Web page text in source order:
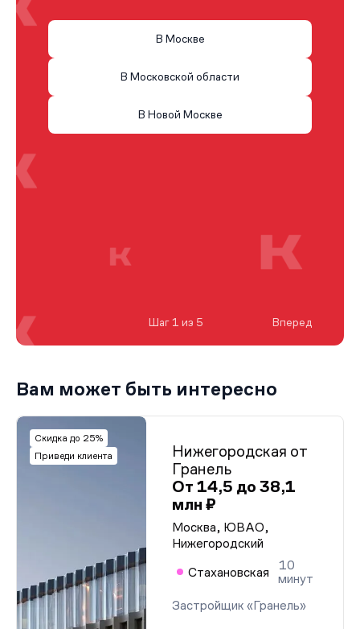
В Москве
В Московской области
В Новой Москве
Шаг 1 из 5 Вперед
Вам может быть интересно
Скидка до 25%
Приведи клиента
Нижегородская от
Гранель
От 14,5 до 38,1
млн ₽
Москва, ЮВАО,
Нижегородский
Стахановская
10
минут
Застройщик «Гранель»